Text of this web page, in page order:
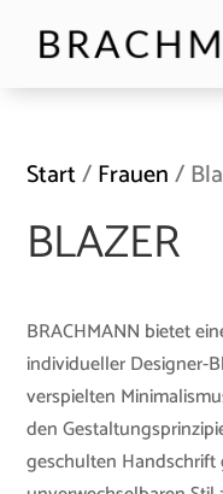
Start/Frauen/
BLAZER
BRACHMANN bietet
individueller Designer-
verspielten
den
geschulten Handschrift